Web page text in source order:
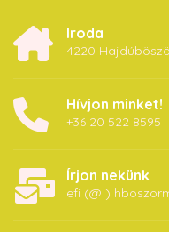
Iroda
4220
Hívjon minket!
+36 20 522 8595
Írjon nekünk
efi (@ )